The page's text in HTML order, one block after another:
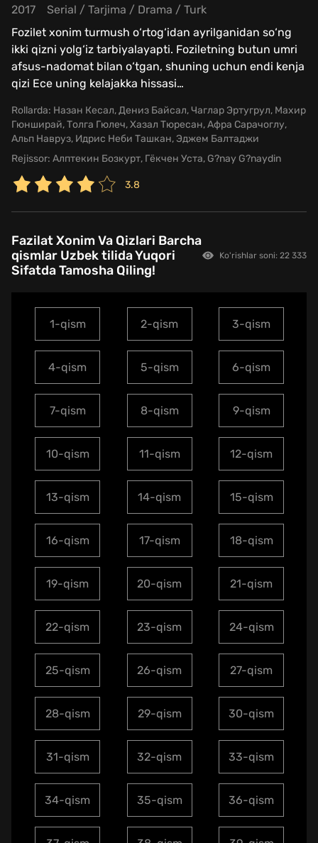
2017 Serial / Tarjima / Drama / Turk
Fozilet xonim turmush o‘rtog‘idan ayrilganidan so‘ng
ikki qizni yolg‘iz tarbiyalayapti. Foziletning butun umri
afsus-nadomat bilan o‘tgan, shuning uchun endi kenja
qizi Ece uning kelajakka hissasi…
Rollarda: Назан Кесал, Дениз Байсал, Чаглар Эртугрул, Махир
Гюнширай, Толга Гюлеч, Хазал Тюресан, Афра Сарачоглу,
Альп Навруз, Идрис Неби Ташкан, Эджем Балтаджи
Rejissor: Алптекин Бозкурт, Гёкчен Уста, G?nay G?naydin
3.8
Fazilat Xonim Va Qizlari Barcha
qismlar Uzbek tilida Yuqori
Sifatda Tamosha Qiling!
Ko'rishlar soni: 22 333
1-qism 2-qism 3-qism
4-qism 5-qism 6-qism
7-qism 8-qism 9-qism
10-qism 11-qism 12-qism
13-qism 14-qism 15-qism
16-qism 17-qism 18-qism
19-qism 20-qism 21-qism
22-qism 23-qism 24-qism
25-qism 26-qism 27-qism
28-qism 29-qism 30-qism
31-qism 32-qism 33-qism
34-qism 35-qism 36-qism